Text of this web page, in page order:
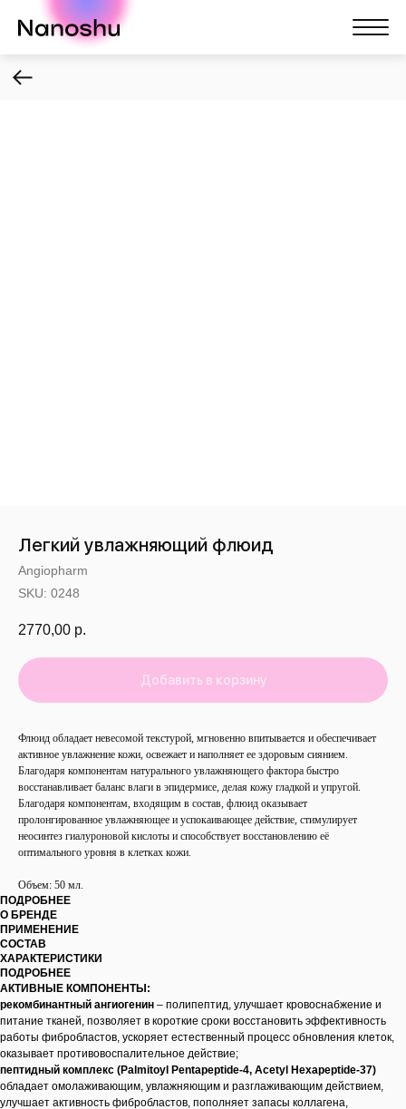
Nanoshu
Легкий увлажняющий флюид
Angiopharm
SKU: 0248
2770,00 р.
Добавить в корзину
Флюид обладает невесомой текстурой, мгновенно впитывается и обеспечивает
активное увлажнение кожи, освежает и наполняет ее здоровым сиянием.
Благодаря компонентам натурального увлажняющего фактора быстро
восстанавливает баланс влаги в эпидермисе, делая кожу гладкой и упругой.
Благодаря компонентам, входящим в состав, флюид оказывает
пролонгированное увлажняющее и успокаивающее действие, стимулирует
неосинтез гиалуроновой кислоты и способствует восстановлению её
оптимального уровня в клетках кожи.
Объем: 50 мл.
ПОДРОБНЕЕ
О БРЕНДЕ
ПРИМЕНЕНИЕ
СОСТАВ
ХАРАКТЕРИСТИКИ
ПОДРОБНЕЕ
АКТИВНЫЕ КОМПОНЕНТЫ:
рекомбинантный ангиогенин – полипептид, улучшает кровоснабжение и
питание тканей, позволяет в короткие сроки восстановить эффективность
работы фибробластов, ускоряет естественный процесс обновления клеток,
оказывает противовоспалительное действие;
пептидный комплекс (Palmitoyl Pentapeptide-4, Acetyl Hexapeptide-37)
обладает омолаживающим, увлажняющим и разглаживающим действием,
улучшает активность фибробластов, пополняет запасы коллагена,